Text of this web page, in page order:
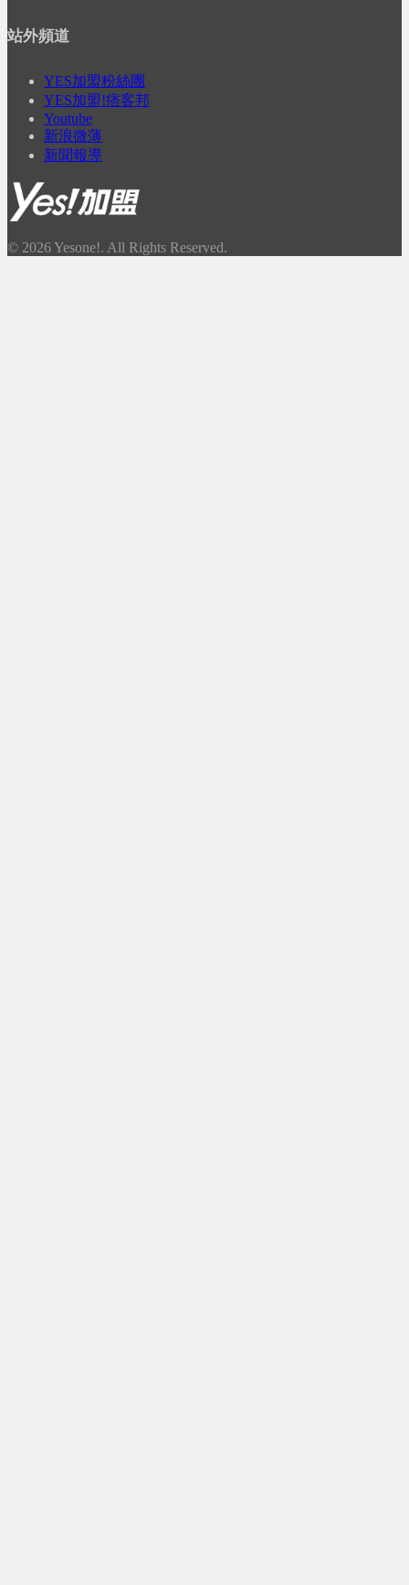
站外頻道
YES加盟粉絲團
YES加盟!痞客邦
Youtube
新浪微薄
新聞報導
© 2026 Yesone!. All Rights Reserved.